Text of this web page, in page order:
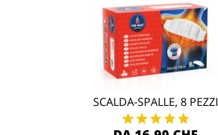
SCALDA-SPALLE, 8 PEZZI